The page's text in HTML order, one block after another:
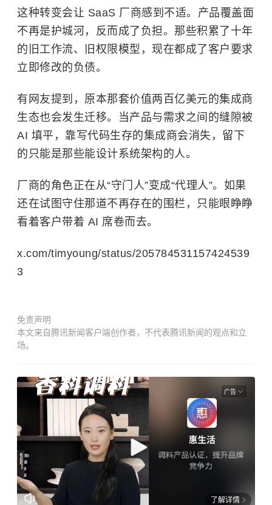
这种转变会让 SaaS 厂商感到不适。产品覆盖面
不再是护城河，反而成了负担。那些积累了十年
的旧工作流、旧权限模型，现在都成了客户要求
立即修改的负债。
有网友提到，原本那套价值两百亿美元的集成商
生态也会发生迁移。当产品与需求之间的缝隙被
AI 填平，靠写代码生存的集成商会消失，留下
的只能是那些能设计系统架构的人。
厂商的角色正在从“守门人”变成“代理人”。如果
还在试图守住那道不再存在的围栏，只能眼睁睁
看着客户带着 AI 席卷而去。
x.com/timyoung/status/205784531157424539
3
免责声明
本文来自腾讯新闻客户端创作者，不代表腾讯新闻的观点和立
场。
广告
了解详情